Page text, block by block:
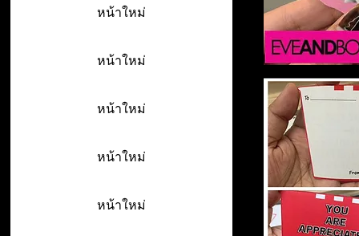
หน้าใหม่
หน้าใหม่
หน้าใหม่
หน้าใหม่
หน้าใหม่